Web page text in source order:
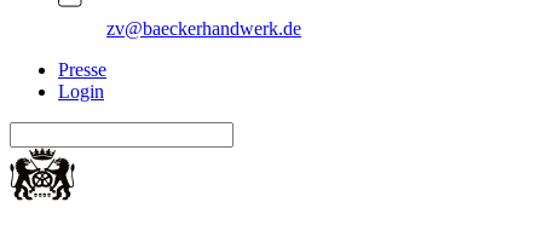
zv@baeckerhandwerk.de
Presse
Login